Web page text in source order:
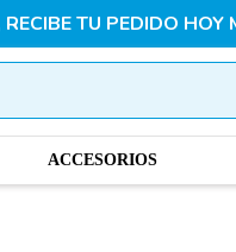
TU PEDIDO HOY
ACCESORIOS